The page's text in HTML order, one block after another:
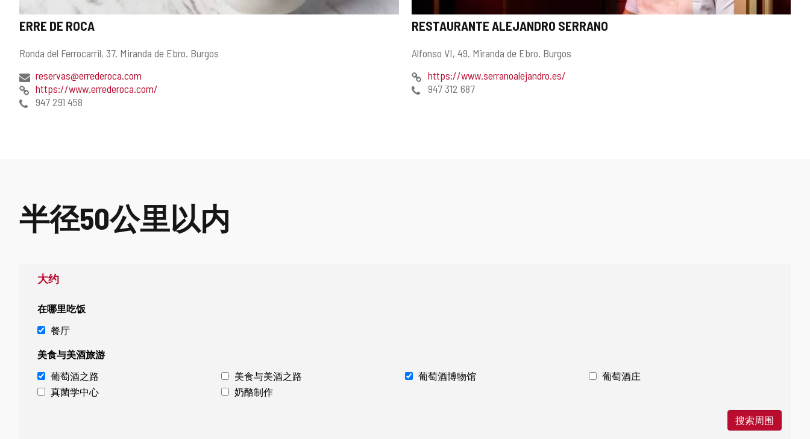
ERRE DE ROCA
餐
厅
3
叉
邮
地
址
Ronda del Ferrocarril, 37. Miranda de Ebro. Burgos
电
子
邮
reservas@errederoca.com
网
页
https://www.errederoca.com/
电
947 291 458
RESTAURANTE ALEJANDRO SERRANO
厅
5
叉
邮
地
址
Alfonso VI, 49. Miranda de Ebro. Burgos
网
页
https://www.serranoalejandro.es/
电
947 312 687
半径50公里以内
大约
在哪里吃饭
餐厅
美食与美酒旅游
葡萄酒之路
美食与美酒之路 葡萄酒博物馆
葡萄酒庄
真菌学中心
奶酪制作
搜索周围